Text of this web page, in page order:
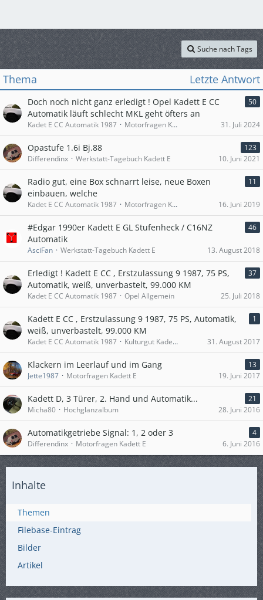
Suche nach Tags
Thema Letzte Antwort
Doch noch nicht ganz erledigt ! Opel Kadett E CC
Automatik läuft schlecht MKL geht öfters an
50
Kadet E CC Automatik 1987 Motorfragen Kadett E 31. Juli 2024
Opastufe 1.6i Bj.88
123
Differendinx
Werkstatt-Tagebuch Kadett E 10. Juni 2021
Radio gut, eine Box schnarrt leise, neue Boxen
einbauen, welche
11
Kadet E CC Automatik 1987 Motorfragen Kadett D 16. Juni 2019
#Edgar 1990er Kadett E GL Stufenheck / C16NZ
Automatik
46
AsciFan Werkstatt-Tagebuch Kadett E 13. August 2018
Erledigt ! Kadett E CC , Erstzulassung 9 1987, 75 PS,
Automatik, weiß, unverbastelt, 99.000 KM
37
Kadet E CC Automatik 1987 Opel Allgemein 25. Juli 2018
Kadett E CC , Erstzulassung 9 1987, 75 PS, Automatik,
weiß, unverbastelt, 99.000 KM
1
Kadet E CC Automatik 1987 Kulturgut Kadett E 31. August 2017
Klackern im Leerlauf und im Gang
13
Jette1987
Motorfragen Kadett E 19. Juni 2017
Kadett D, 3 Türer, 2. Hand und Automatik...
21
Micha80
Hochglanzalbum 28. Juni 2016
Automatikgetriebe Signal: 1, 2 oder 3
4
Differendinx
Motorfragen Kadett E 6. Juni 2016
Inhalte
Themen
Filebase-Eintrag
Bilder
Artikel